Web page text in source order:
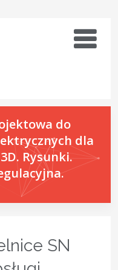
do
dla
Rysunki.
SN